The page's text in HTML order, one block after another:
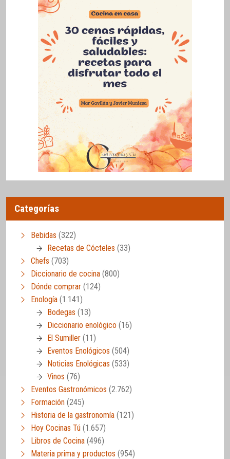
Categorías
Bebidas (322)
Recetas de Cócteles (33)
Chefs (703)
Diccionario de cocina (800)
Dónde comprar (124)
Enología (1.141)
Bodegas (13)
Diccionario enológico (16)
El Sumiller (11)
Eventos Enológicos (504)
Noticias Enológicas (533)
Vinos (76)
Eventos Gastronómicos (2.762)
Formación (245)
Historia de la gastronomía (121)
Hoy Cocinas Tú (1.657)
Libros de Cocina (496)
Materia prima y productos (954)